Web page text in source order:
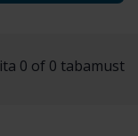
0 of 0 tabamust